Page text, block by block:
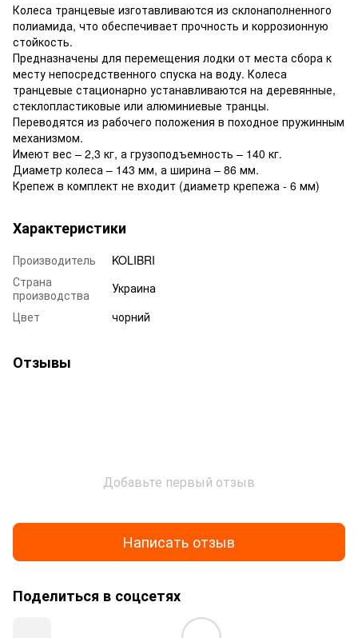
Колеса транцевые изготавливаются из склонаполненного
полиамида, что обеспечивает прочность и коррозионную
стойкость.
Предназначены для перемещения лодки от места сбора к
месту непосредственного спуска на воду. Колеса
транцевые стационарно устанавливаются на деревянные,
стеклопластиковые или алюминиевые транцы.
Переводятся из рабочего положения в походное пружинным
механизмом.
Имеют вес – 2,3 кг, а грузоподъемность – 140 кг.
Диаметр колеса – 143 мм, а ширина – 86 мм.
Крепеж в комплект не входит (диаметр крепежа - 6 мм)
Характеристики
Производитель
KOLIBRI
Страна
производства
Украина
Цвет
чорний
Отзывы
Добавьте первый отзыв
Написать отзыв
Поделиться в соцсетях